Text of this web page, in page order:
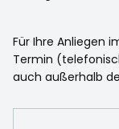
Für Ihre Anliegen
Termin
auch außerhalb